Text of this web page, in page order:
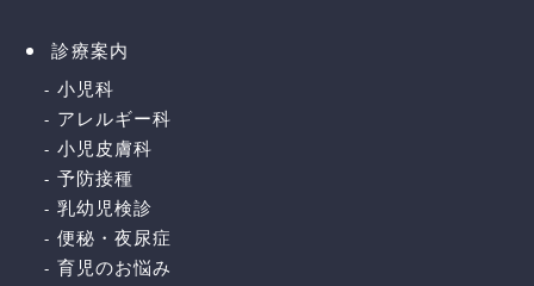
診療案内
小児科
アレルギー科
小児皮膚科
予防接種
乳幼児検診
便秘・夜尿症
育児のお悩み